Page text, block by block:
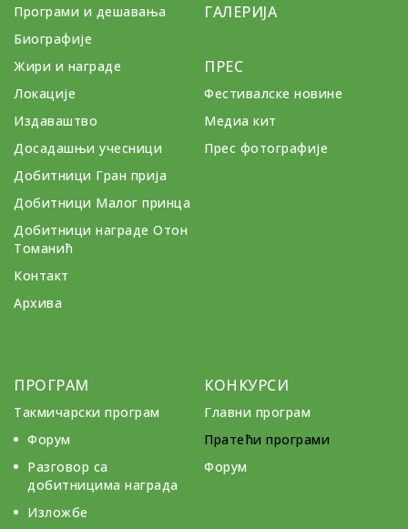
Програми и дешавања
Биографије
Жири и награде
Локације
Издаваштво
Досадашњи учесници
Добитници Гран прија
Добитници Малог принца
Добитници награде Отон
Томанић
Контакт
Архива
ПРОГРАМ
Такмичарски програм
Форум
Разговор са
добитницима награда
Изложбе
КОНКУРСИ
Главни програм
Пратећи програми
Форум
ГАЛЕРИЈА
ПРЕС
Фестивалске новине
Медиа кит
Прес фотографије